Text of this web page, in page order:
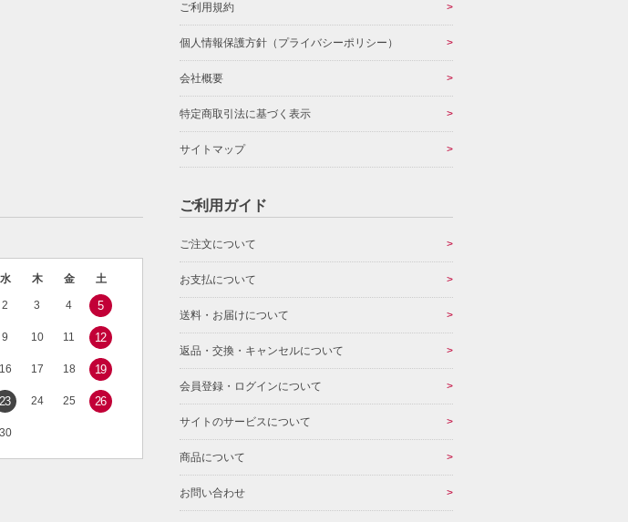
ご利用規約
個人情報保護方針（プライバシーポリシー）
会社概要
特定商取引法に基づく表示
サイトマップ
水 木 金 土
2 3 4 5
9 10 11 12
16 17 18 19
23 24 25 26
30
ご利用ガイド
ご注文について
お支払について
送料・お届けについて
返品・交換・キャンセルについて
会員登録・ログインについて
サイトのサービスについて
商品について
お問い合わせ